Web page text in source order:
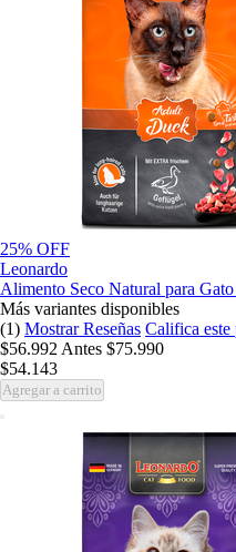
25% OFF
Leonardo
Alimento Seco Natural para
Más variantes disponibles
(1) Mostrar Reseñas Califica este
$56.992 Antes $75.990
$54.143
Agregar a carrito